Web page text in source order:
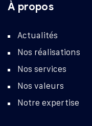
À propos
Actualités
Nos réalisations
Nos services
Nos valeurs
Notre expertise